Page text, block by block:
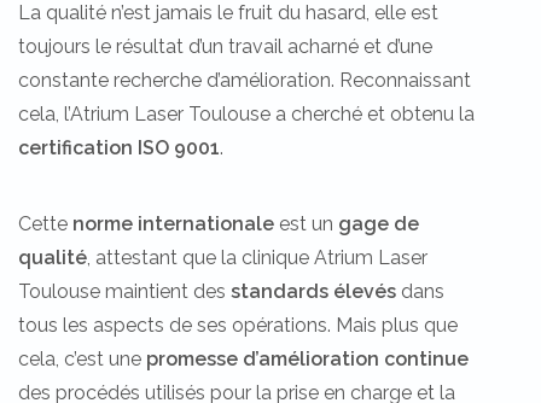
La qualité n’est jamais le fruit du hasard, elle est
toujours le résultat d’un travail acharné et d’une
constante recherche d’amélioration. Reconnaissant
cela, l’Atrium Laser Toulouse a cherché et obtenu la
certification ISO 9001.
Cette norme internationale est un gage de
qualité, attestant que la clinique Atrium Laser
Toulouse maintient des standards élevés dans
tous les aspects de ses opérations. Mais plus que
cela, c’est une promesse d’amélioration continue
des procédés utilisés pour la prise en charge et la